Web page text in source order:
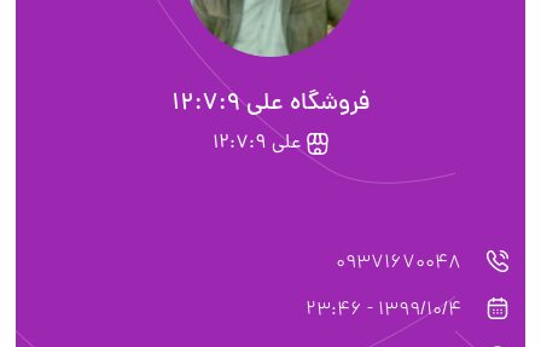
فروشگاه على 12:7:9
على 12:7:9
09371670048
1399/10/4 - 23:46